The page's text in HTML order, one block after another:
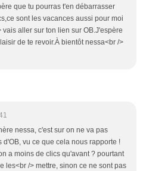
que tu pourras t'en débarrasser
sont les vacances aussi pour moi
vais aller sur ton lien sur OB.J'espère
de te revoir.À bientôt nessa<br />
nessa, c'est sur on ne va pas
d'OB, vu ce que cela nous rapporte !
a moins de clics qu'avant ? pourtant
les<br /> mettre, sinon ce ne sont pas